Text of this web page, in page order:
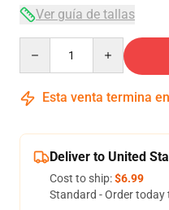
Ver guía de tallas
Esta venta termina en
Deliver to United
Cost to ship:$6.99
Standard - Order today